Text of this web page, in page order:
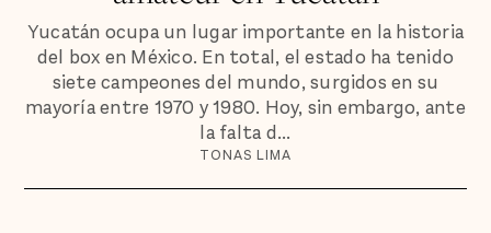
Yucatán ocupa un lugar importante en la historia
del box en México. En total, el estado ha tenido
siete campeones del mundo, surgidos en su
mayoría entre 1970 y 1980. Hoy, sin embargo, ante
la falta d...
TONAS LIMA